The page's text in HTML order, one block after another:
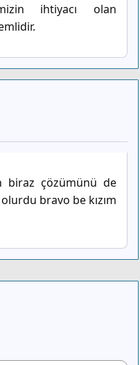
ihtiyacı olan
biraz çözümünü de
bravo be kızım